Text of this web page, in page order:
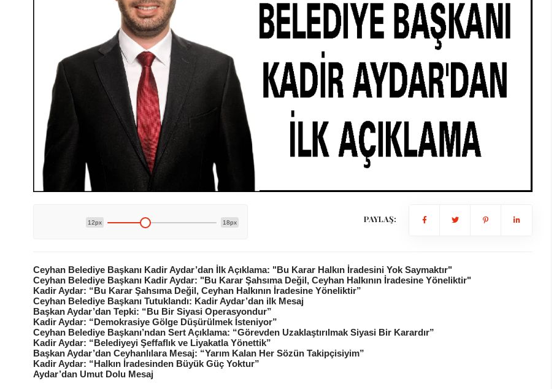
12px 18px PAYLAŞ:
Ceyhan Belediye Başkanı Kadir Aydar’dan İlk Açıklama: "Bu Karar Halkın İradesini Yok Saymaktır"
Ceyhan Belediye Başkanı Kadir Aydar: "Bu Karar Şahsıma Değil, Ceyhan Halkının İradesine Yöneliktir"
Kadir Aydar: “Bu Karar Şahsıma Değil, Ceyhan Halkının İradesine Yöneliktir”
Ceyhan Belediye Başkanı Tutuklandı: Kadir Aydar’dan ilk Mesaj
Başkan Aydar’dan Tepki: “Bu Bir Siyasi Operasyondur”
Kadir Aydar: “Demokrasiye Gölge Düşürülmek İsteniyor”
Ceyhan Belediye Başkanı’ndan Sert Açıklama: “Görevden Uzaklaştırılmak Siyasi Bir Karardır”
Kadir Aydar: “Belediyeyi Şeffaflık ve Liyakatla Yönettik”
Başkan Aydar’dan Ceyhanlılara Mesaj: “Yarım Kalan Her Sözün Takipçisiyim”
Kadir Aydar: “Halkın İradesinden Büyük Güç Yoktur”
Aydar’dan Umut Dolu Mesaj
GÜNDEM
Ceyhan Belediyesi’nden Asfalt
Seferberliği: Yollar Adım Adım
Yenileniyor!
2026-08-07 11:14:02